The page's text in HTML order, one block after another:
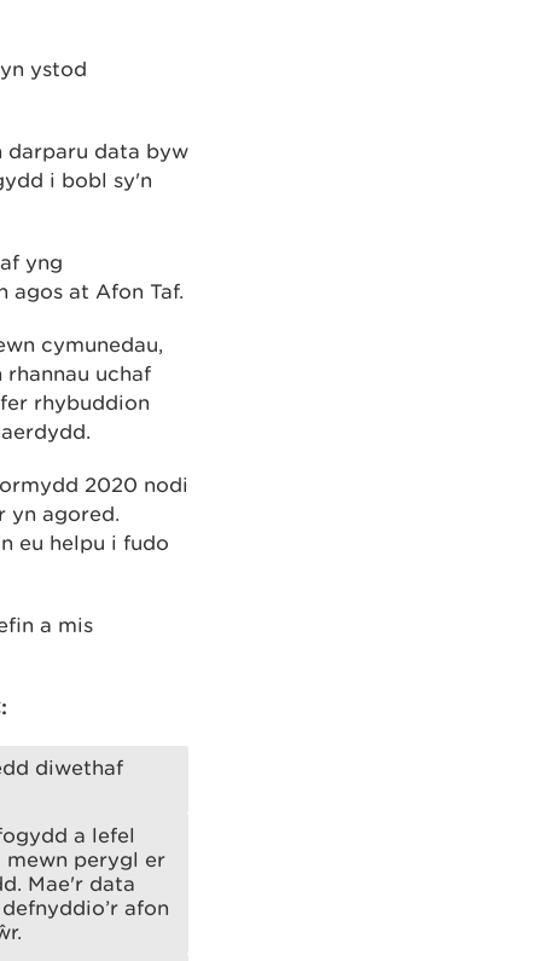
ystod
darparu data byw
i bobl sy'n
yng
agos at Afon Taf.
cymunedau,
uchaf
rhybuddion
2020 nodi
yn agored.
eu helpu i fudo
a mis
diwethaf
a lefel
perygl er
Mae'r data
afon